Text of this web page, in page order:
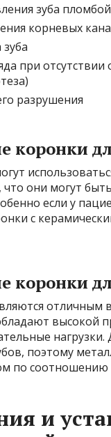
зуба
корневых
при
разрушения
коронки
что они могут
если у
с
коронки
отличным
высокой
нагрузки.
поэтому
по соотношению
и